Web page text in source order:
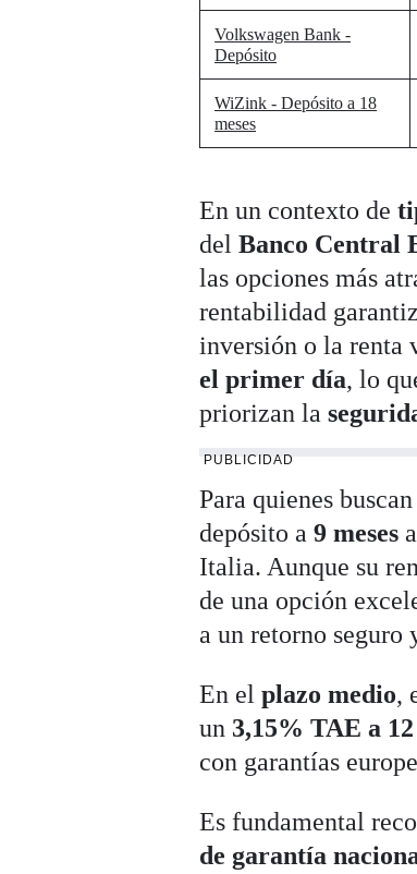
Volkswagen Bank -
Depósito
WiZink - Depósito a 18
meses
En un contexto de
delBanco Central
las opciones más
rentabilidad
inversión o la renta
el primer día, lo
priorizan la
PUBLICIDAD
Para quienes
depósito a9 meses
Italia. Aunque su
de una opción
a un retorno seguro
En elplazo medio,
un 3,15% TAE a 12
con garantías
Es fundamental
de garantía